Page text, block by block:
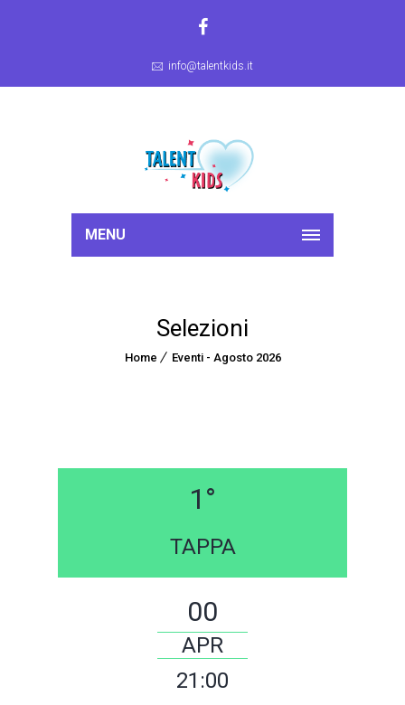
info@talentkids.it
MENU
Selezioni
Home Eventi - Agosto 2026
TAPPA
00
APR
21:00